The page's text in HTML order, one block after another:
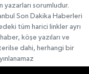
yazarları sorumludur.
Son Dakika Haberleri
tüm harici linkler ayrı
köşe yazıları ve
dahi, herhangi bir